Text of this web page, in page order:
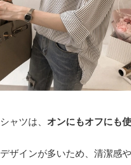
ャツは、 オンにもオフにも
ザインが多いため、清潔感